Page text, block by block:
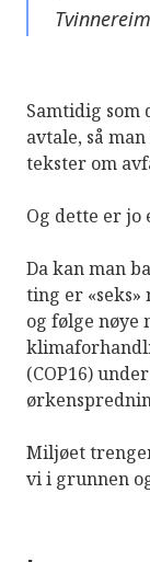
Samtidig som
avtale, så
tekster om
Og dette er jo
Da kan man
ting er
og følge nøye
(COP16)
Miljøet
vi i grunnen